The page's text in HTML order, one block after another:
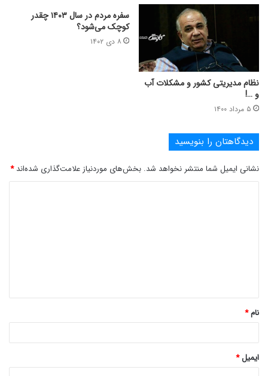
نظام مدیریتی کشور و مشکلات آب
و …!
۵ مرداد ۱۴۰۰
سفره مردم در سال ۱۴۰۳ چقدر
کوچک می‌شود؟
۸ دی ۱۴۰۲
دیدگاهتان را بنویسید
نشانی ایمیل شما منتشر نخواهد شد. بخش‌های موردنیاز علامت‌گذاری شده‌اند*
*
نام*
ایمیل*